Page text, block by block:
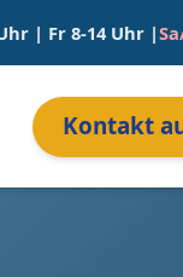
| Fr 8-14 Uhr |
Kontakt